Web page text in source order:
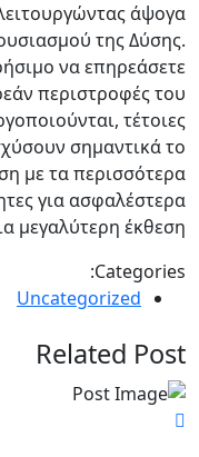
άψογα
της Δύσης.
να επηρεάσετε
περιστροφές του
τέτοιες
σημαντικά το
με τα περισσότερα
για ασφαλέστερα
μεγαλύτερη έκθεση.
Categories:
Uncategorized
Related Post